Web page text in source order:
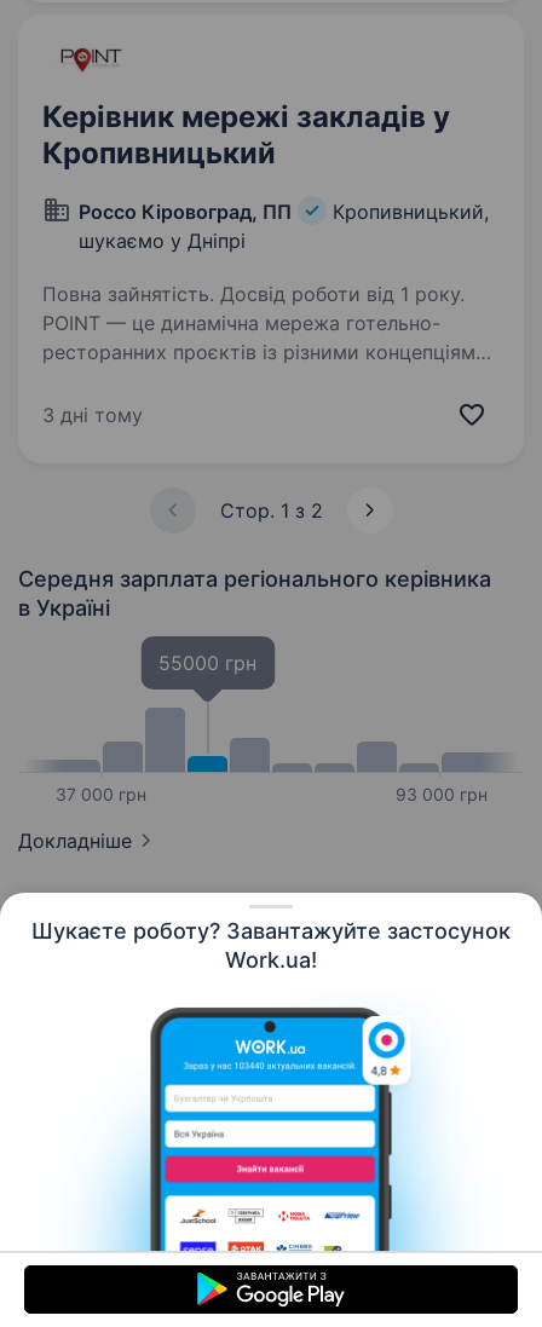
Шукаєте роботу? Завантажуйте застосунок
Work.ua!
Керівник мережі закладів у
Кропивницький
Россо Кіровоград, ПП
Кропивницький,
шукаємо у Дніпрі
Повна зайнятість. Досвід роботи від 1 року.
POINT — це динамічна мережа готельно-
ресторанних проєктів із різними концепціями
ми успішно керуємо 8 закладами, і це лише
3 дні тому
Стор. 1 з 2
Середня зарплата регіонального керівника
в Україні
37 000 грн
55000 грн
93 000 грн
Докладніше
Контакти Про нас
Кар’єра
Допомога Умови використання